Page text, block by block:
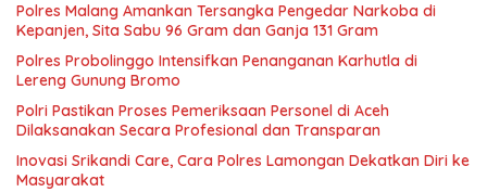
Polres Malang Amankan Tersangka Pengedar Narkoba di
Kepanjen, Sita Sabu 96 Gram dan Ganja 131 Gram
Polres Probolinggo Intensifkan Penanganan Karhutla di
Lereng Gunung Bromo
Polri Pastikan Proses Pemeriksaan Personel di Aceh
Dilaksanakan Secara Profesional dan Transparan
Inovasi Srikandi Care, Cara Polres Lamongan Dekatkan Diri ke
Masyarakat